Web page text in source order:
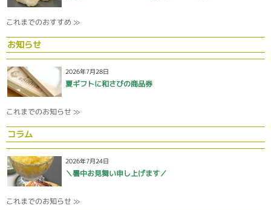
これまでのおすすめ ≫
お知らせ
2026年7月28日
夏ギフトに和さびの商品券
これまでのお知らせ ≫
コラム
2026年7月24日
＼暑中お見舞い申し上げます／
これまでのお知らせ ≫